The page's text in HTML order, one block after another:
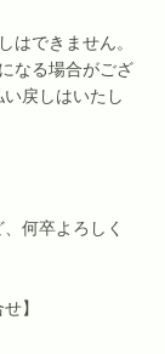
できません。
なる場合がござ
戻しはいたし
何卒よろしく
】